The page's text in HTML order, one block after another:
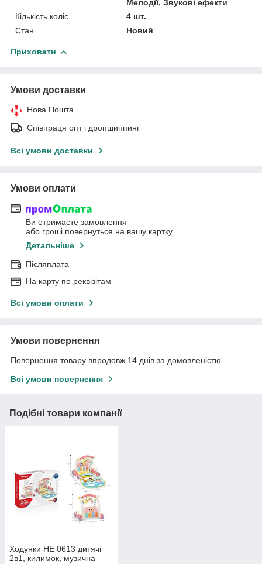
Мелодії, Звукові ефекти
Кількість коліс
4 шт.
Стан
Новий
Приховати
Умови доставки
Нова Пошта
Співпраця опт і дропшиппинг
Всі умови доставки
Умови оплати
Ви отримаєте замовлення
або гроші повернуться на вашу картку
Детальніше
Післяплата
На карту по реквізітам
Всі умови оплати
Умови повернення
Повернення товару впродовж 14 днів за домовленістю
Всі умови повернення
Подібні товари компанії
Ходунки HE 0613 дитячі
2в1, килимок, музична